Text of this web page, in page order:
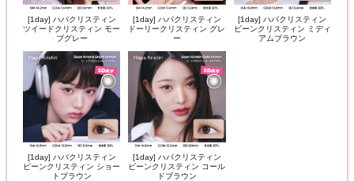
[1day] ハパクリスティン
ツイードクリスティン モー
ブグレー
[1day] ハパクリスティン
ドーリークリスティン グレ
ー
[1day] ハパクリスティン
ビーンクリスティン ミディ
アムブラウン
[1day] ハパクリスティン
ビーンクリスティン ショー
トブラウン
[1day] ハパクリスティン
ビーンクリスティン コール
ドブラウン